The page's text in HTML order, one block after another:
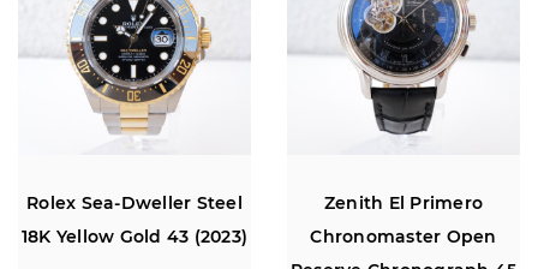
Rolex Sea-Dweller Steel
18K Yellow Gold 43 (2023)
Zenith El Primero
Chronomaster Open